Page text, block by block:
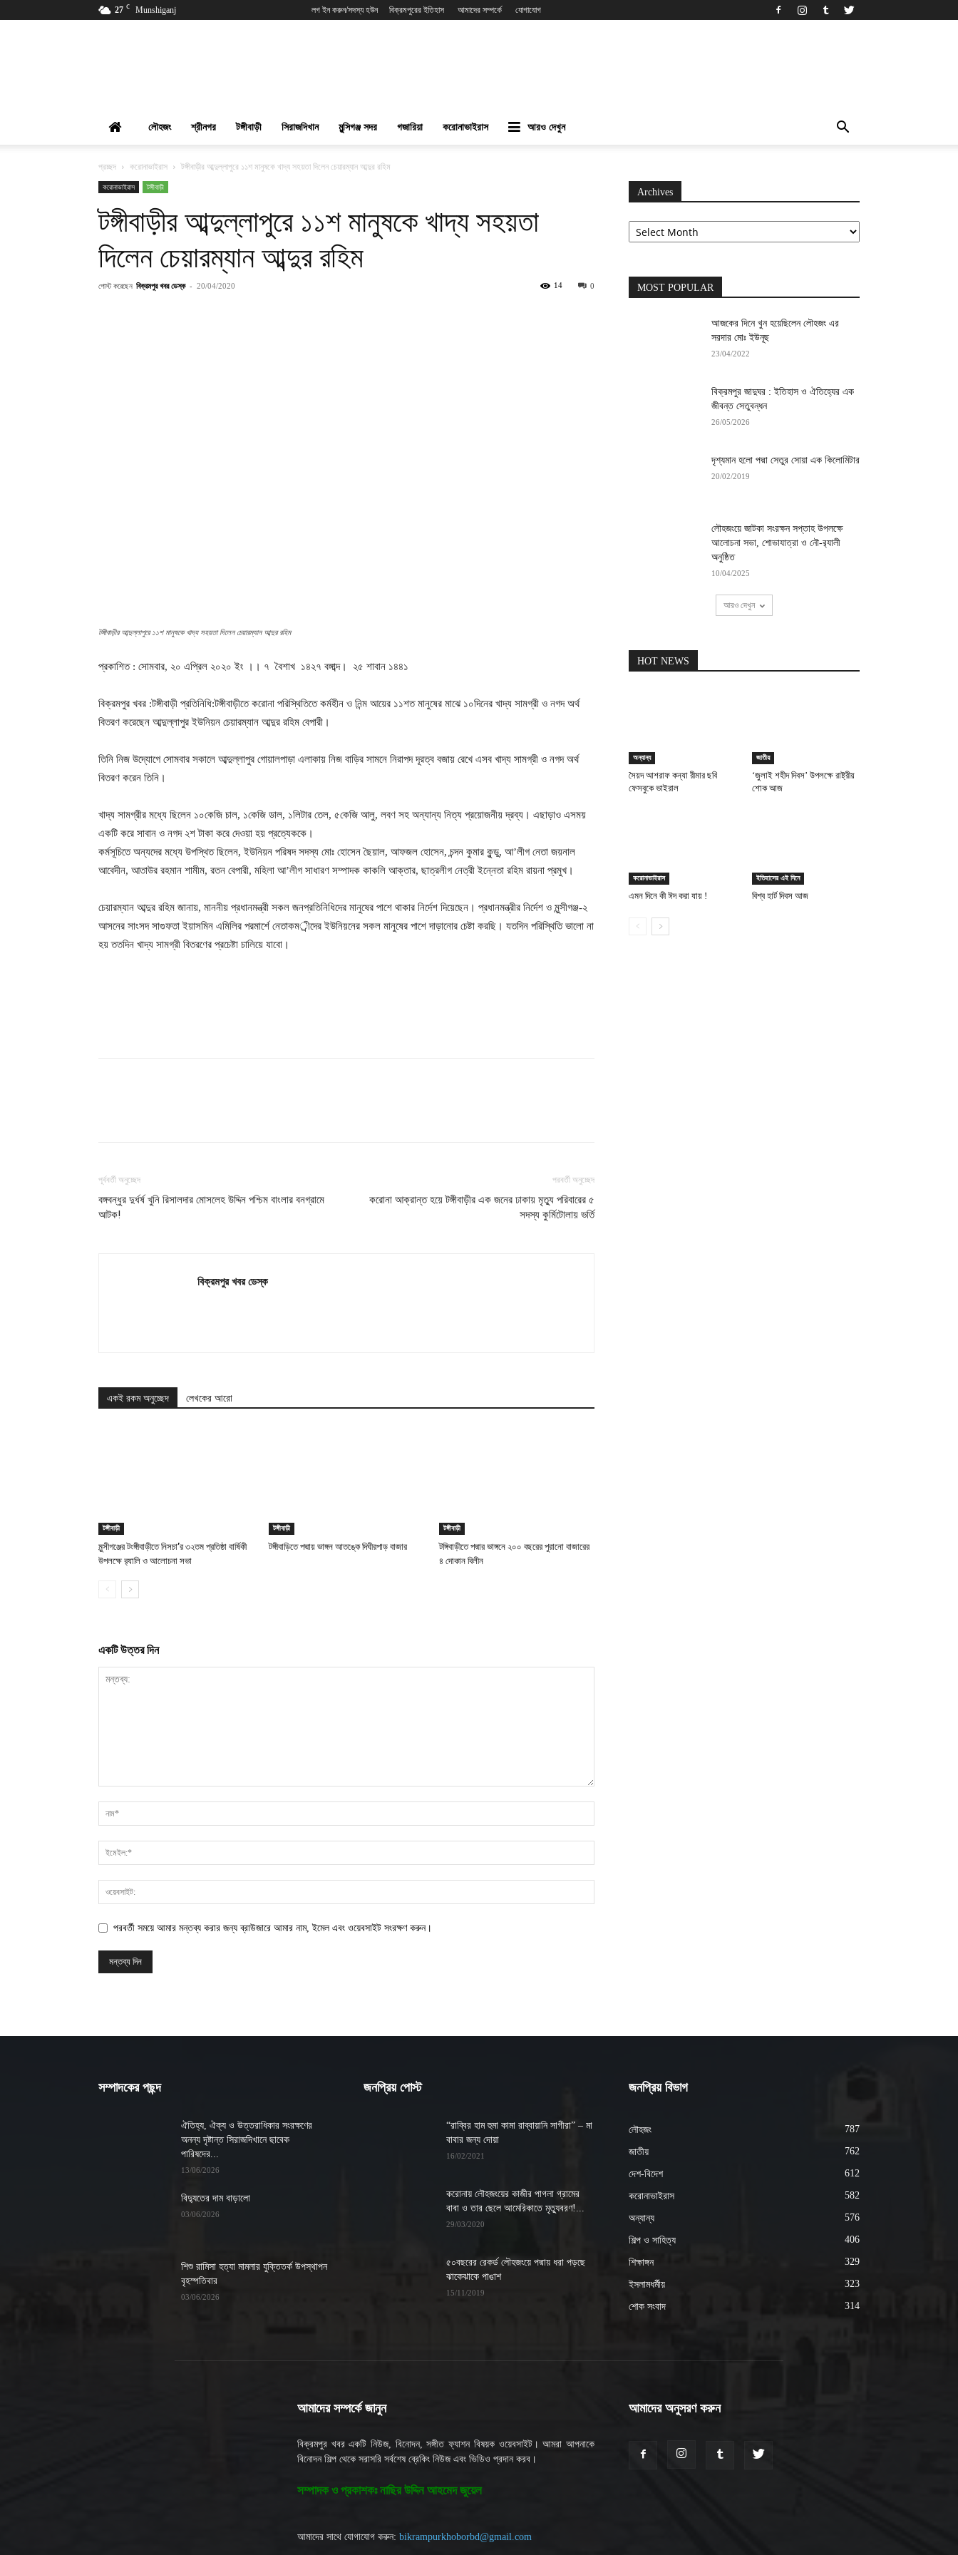
27 C Munshiganj লগ ইন করুন/সদস্য হউন বিক্রমপুরের ইতিহাস আমাদের সম্পর্কে যোগাযোগ
লৌহজং শ্রীনগর টঙ্গীবাড়ী সিরাজদিখান মুন্সিগঞ্জ সদর গজারিয়া করোনাভাইরাস আরও দেখুন
প্রচ্ছদ করোনাভাইরাস
টঙ্গীবাড়ীর আব্দুল্লাপুরে ১১শ মানুষকে খাদ্য সহয়তা দিলেন চেয়ারম্যান আব্দুর রহিম
করোনাভাইরাস
টঙ্গীবাড়ী
টঙ্গীবাড়ীর আব্দুল্লাপুরে ১১শ মানুষকে খাদ্য সহয়তা
দিলেন চেয়ারম্যান আব্দুর রহিম
পোস্ট করেছেন বিক্রমপুর খবর ডেস্ক - 20/04/2020 0
14
টঙ্গীবাড়ীর আব্দুল্লাপুরে ১১শ মানুষকে খাদ্য সহয়তা দিলেন চেয়ারম্যান আব্দুর রহিম
প্রকাশিত : সোমবার, ২০ এপ্রিল ২০২০ ইং ।। ৭ বৈশাখ ১৪২৭ বঙ্গাব্দ। ২৫ শাবান ১৪৪১
বিক্রমপুর খবর :টঙ্গীবাড়ী প্রতিনিধি:টঙ্গীবাড়ীতে করোনা পরিস্থিতিতে কর্মহীন ও নিন্ম আয়ের ১১শত মানুষের মাঝে ১০দিনের খাদ্য সামগ্রী ও নগদ অর্থ
বিতরণ করেছেন আব্দুল্লাপুর ইউনিয়ন চেয়ারম্যান আব্দুর রহিম বেপারী।
তিনি নিজ উদ্যোগে সোমবার সকালে আব্দুল্লাপুর গোয়ালপাড়া এলাকায় নিজ বাড়ির সামনে নিরাপদ দূরত্ব বজায় রেখে এসব খাদ্য সামগ্রী ও নগদ অর্থ
বিতরণ করেন তিনি।
খাদ্য সামগ্রীর মধ্যে ছিলেন ১০কেজি চাল, ১কেজি ডাল, ১লিটার তেল, ৫কেজি আলু, লবণ সহ অন্যান্য নিত্য প্রয়োজনীয় দ্রব্য। এছাড়াও এসময়
একটি করে সাবান ও নগদ ২শ টাকা করে দেওয়া হয় প্রত্যেককে।
কর্মসূচিতে অন্যদের মধ্যে উপস্থিত ছিলেন, ইউনিয়ন পরিষদ সদস্য মোঃ হোসেন ছৈয়াল, আফজল হোসেন, চন্দন কুমার কুন্ডু, আ’লীগ নেতা জয়নাল
আবেদীন, আতাউর রহমান শামীম, রতন বেপারী, মহিলা আ’লীগ সাধারণ সম্পাদক কাকলি আক্তার, ছাত্রলীগ নেত্রী ইন্নেতা রহিম রায়না প্রমুখ।
চেয়ারম্যান আব্দুর রহিম জানায়, মাননীয় প্রধানমন্ত্রী সকল জনপ্রতিনিধিদের মানুষের পাশে থাকার নির্দেশ দিয়েছেন। প্রধানমন্ত্রীর নির্দেশ ও মুন্সীগঞ্জ-২
আসনের সাংসদ সাগুফতা ইয়াসমিন এমিলির পরমার্শে নেতাকমর্ীদের ইউনিয়নের সকল মানুষের পাশে দাড়ানোর চেষ্টা করছি। যতদিন পরিস্থিতি ভালো না
হয় ততদিন খাদ্য সামগ্রী বিতরণের প্রচেষ্টা চালিয়ে যাবো।
পূর্ববর্তী অনুচ্ছেদ
বঙ্গবন্ধুর দুর্ধর্ষ খুনি রিসালদার মোসলেহ উদ্দিন পশ্চিম বাংলার বনগ্রামে
আটক!
পরবর্তী অনুচ্ছেদ
করোনা আক্রান্ত হয়ে টঙ্গীবাড়ীর এক জনের ঢাকায় মৃত্যু পরিবারের ৫
সদস্য কুর্মিটোলায় ভর্তি
বিক্রমপুর খবর ডেস্ক
একই রকম অনুচ্ছেদ লেখকের আরো
টঙ্গীবাড়ী
মুন্সীগঞ্জের টংঙ্গীবাড়ীতে নিসচা’র ৩২তম প্রতিষ্ঠা বার্ষিকী
উপলক্ষে র‍্যালি ও আলোচনা সভা
টঙ্গীবাড়ী
টঙ্গীবাড়িতে পদ্মায় ভাঙ্গন আতঙ্কে দিঘীরপাড় বাজার
টঙ্গীবাড়ী
টঙ্গিবাড়ীতে পদ্মার ভাঙ্গনে ২০০ বছরের পুরানো বাজারের
৪ দোকান বিলীন
একটি উত্তর দিন
পরবর্তী সময়ে আমার মন্তব্য করার জন্য ব্রাউজারে আমার নাম, ইমেল এবং ওয়েবসাইট সংরক্ষণ করুন।
Archives
Archives
MOST POPULAR
আজকের দিনে খুন হয়েছিলেন লৌহজং এর
সরদার মোঃ ইউনূছ
23/04/2022
বিক্রমপুর জাদুঘর : ইতিহাস ও ঐতিহ্যের এক
জীবন্ত সেতুবন্ধন
26/05/2026
দৃশ্যমান হলো পদ্মা সেতুর সোয়া এক কিলোমিটার
20/02/2019
লৌহজংয়ে জাটকা সংরক্ষন সপ্তাহ উপলক্ষে
আলোচনা সভা, শোভাযাত্রা ও নৌ-র‌্যালী
অনুষ্ঠিত
10/04/2025
আরও দেখুন
HOT NEWS
অন্যান্য
সৈয়দ আশরাফ কন্যা রীমার ছবি
ফেসবুকে ভাইরাল
জাতীয়
‘জুলাই শহীদ দিবস’ উপলক্ষে রাষ্ট্রীয়
শোক আজ
করোনাভাইরাস
এমন দিনে কী ঈদ করা যায় !
ইতিহাসের এই দিনে
বিশ্ব হার্ট দিবস আজ
সম্পাদকের পছন্দ
ঐতিহ্য, ঐক্য ও উত্তরাধিকার সংরক্ষণের
অনন্য দৃষ্টান্ত সিরাজদিখানে ছাবেক
পারিষদের...
13/06/2026
বিদ্যুতের দাম বাড়ালো
03/06/2026
শিশু রামিসা হত্যা মামলার যুক্তিতর্ক উপস্থাপন
বৃহস্পতিবার
03/06/2026
জনপ্রিয় পোস্ট
“রাব্বির হাম হুমা কামা রাব্বায়ানি সাগীরা” – মা
বাবার জন্য দোয়া
16/02/2021
করোনায় লৌহজংয়ের কাজীর পাগলা গ্রামের
বাবা ও তার ছেলে আমেরিকাতে মৃত্যুবরণ!...
29/03/2020
৫০বছরের রেকর্ড লৌহজংয়ে পদ্মায় ধরা পড়ছে
ঝাকেঝাকে পাঙাশ
15/11/2019
জনপ্রিয় বিভাগ
লৌহজং 787
জাতীয় 762
দেশ-বিদেশ 612
করোনাভাইরাস 582
অন্যান্য 576
শিল্প ও সাহিত্য 406
শিক্ষাঙ্গন 329
ইসলামধর্মীয় 323
শোক সংবাদ 314
আমাদের সম্পর্কে জানুন
বিক্রমপুর খবর একটি নিউজ, বিনোদন, সঙ্গীত ফ্যাশন বিষয়ক ওয়েবসাইট। আমরা আপনাকে
বিনোদন শিল্প থেকে সরাসরি সর্বশেষ ব্রেকিং নিউজ এবং ভিডিও প্রদান করব।
সম্পাদক ও প্রকাশকঃ নাছির উদ্দিন আহমেদ জুয়েল
আমাদের সাথে যোগাযোগ করুন: bikrampurkhoborbd@gmail.com
আমাদের অনুসরণ করুন